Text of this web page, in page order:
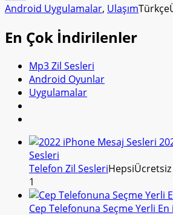
Android Uygulamalar, UlaşımTürkçe
En Çok İndirilenler
Mp3 Zil Sesleri
Android Oyunlar
Uygulamalar
Sesleri
Telefon Zil SesleriHepsiÜcretsiz
1
Cep Telefonuna Seçme Yerli